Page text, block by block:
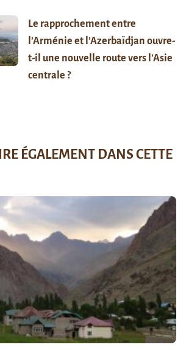
Le rapprochement entre
l’Arménie et l’Azerbaïdjan ouvre-
t-il une nouvelle route vers l’Asie
centrale ?
ÉGALEMENT DANS CETTE